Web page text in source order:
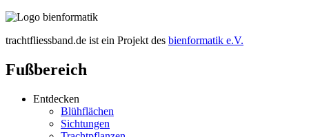
trachtfliessband.de ist ein Projekt des bienformatik e.V.
Fußbereich
Entdecken
Blühflächen
Sichtungen